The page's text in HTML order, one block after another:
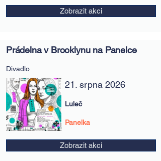
Zobrazit akci
Prádelna v Brooklynu na Panelce
Divadlo
21. srpna 2026
Luleč
Panelka
Zobrazit akci